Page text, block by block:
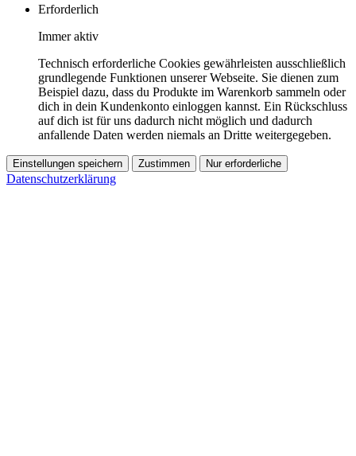
Erforderlich
Immer aktiv
Technisch erforderliche Cookies gewährleisten ausschließlich
grundlegende Funktionen unserer Webseite. Sie dienen zum
Beispiel dazu, dass du Produkte im Warenkorb sammeln oder
dich in dein Kundenkonto einloggen kannst. Ein Rückschluss
auf dich ist für uns dadurch nicht möglich und dadurch
anfallende Daten werden niemals an Dritte weitergegeben.
Einstellungen speichern Zustimmen Nur erforderliche
Datenschutzerklärung